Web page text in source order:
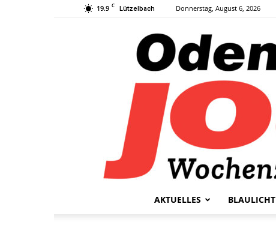
19.9 C Lützelbach Donnerstag, August 6, 2026
AKTUELLES BLAULICHT